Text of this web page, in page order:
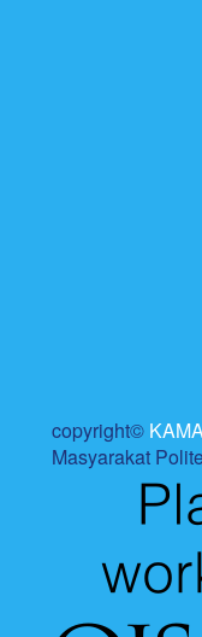
copyright©
Masyarakat